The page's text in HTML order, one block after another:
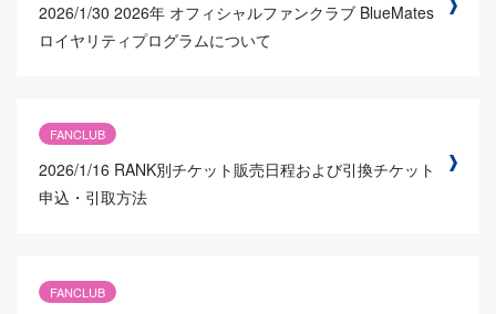
2026/1/30 2026年 オフィシャルファンクラブ BlueMates
ロイヤリティプログラムについて
FANCLUB
2026/1/16 RANK別チケット販売日程および引換チケット
申込・引取方法
FANCLUB